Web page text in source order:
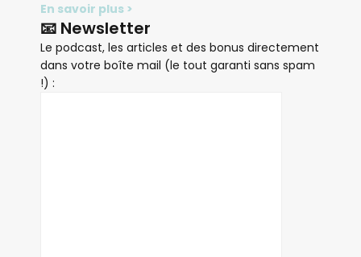
En savoir plus >
📧 Newsletter
Le podcast, les articles et des bonus directement
dans votre boîte mail (le tout garanti sans spam
!) :